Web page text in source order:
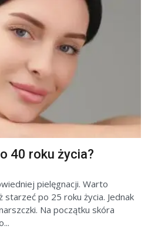
40 roku życia?
pielęgnacji. Warto
starzeć po 25 roku życia. Jednak
Na początku skóra